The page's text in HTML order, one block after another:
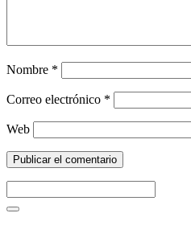
Nombre *
Correo electrónico *
Web